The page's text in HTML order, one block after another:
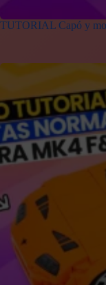
TUTORIAL Capó y